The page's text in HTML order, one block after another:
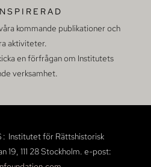
kommande publikationer och
aktiviteter.
en förfrågan om Institutets
verksamhet.
Institutet för Rättshistorisk
19, 111 28 Stockholm. e-post: